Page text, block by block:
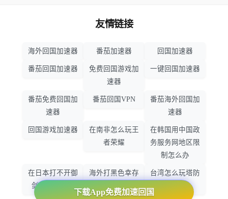
下载App免费加速回国
友情链接
海外回国加速器 番茄加速器 回国加速器
番茄回国加速器
免费回国游戏加
速器
一键回国加速器
番茄免费回国加
速器
番茄回国VPN
番茄海外回国加
速器
回国游戏加速器
在南非怎么玩王
者荣耀
在韩国用中国政
务服务网地区限
制怎么办
在日本打不开御
剑情缘怎么办
海外打黑色幸存
者怎么不卡了
台湾怎么玩塔防